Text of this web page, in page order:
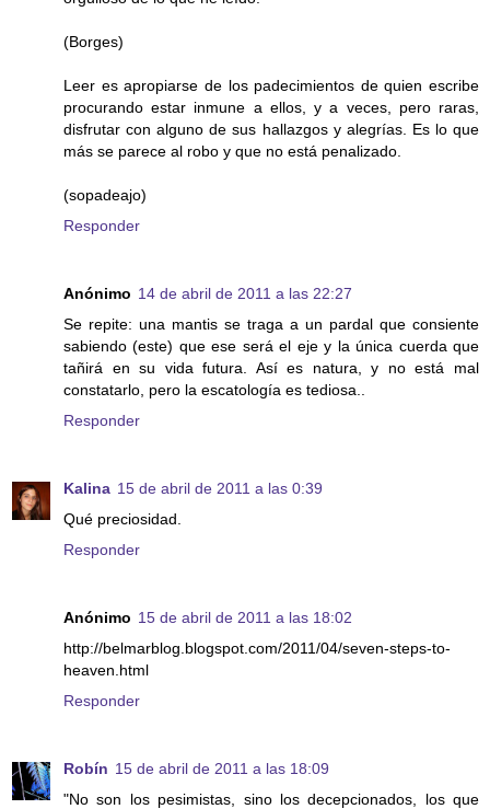
(Borges)
Leer es apropiarse de los padecimientos de quien escribe
procurando estar inmune a ellos, y a veces, pero raras,
disfrutar con alguno de sus hallazgos y alegrías. Es lo que
más se parece al robo y que no está penalizado.
(sopadeajo)
Responder
Anónimo 14 de abril de 2011 a las 22:27
Se repite: una mantis se traga a un pardal que consiente
sabiendo (este) que ese será el eje y la única cuerda que
tañirá en su vida futura. Así es natura, y no está mal
constatarlo, pero la escatología es tediosa..
Responder
Kalina 15 de abril de 2011 a las 0:39
Qué preciosidad.
Responder
Anónimo 15 de abril de 2011 a las 18:02
http://belmarblog.blogspot.com/2011/04/seven-steps-to-
heaven.html
Responder
Robín 15 de abril de 2011 a las 18:09
"No son los pesimistas, sino los decepcionados, los que